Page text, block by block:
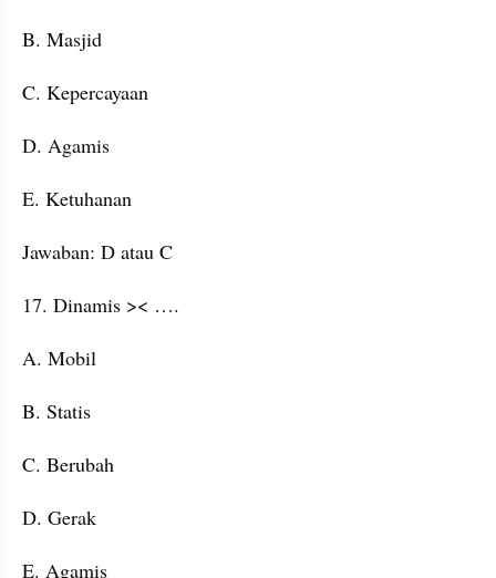
B. Masjid
C. Kepercayaan
D. Agamis
E. Ketuhanan
Jawaban: D atau C
17. Dinamis >< ….
A. Mobil
B. Statis
C. Berubah
D. Gerak
E. Agamis